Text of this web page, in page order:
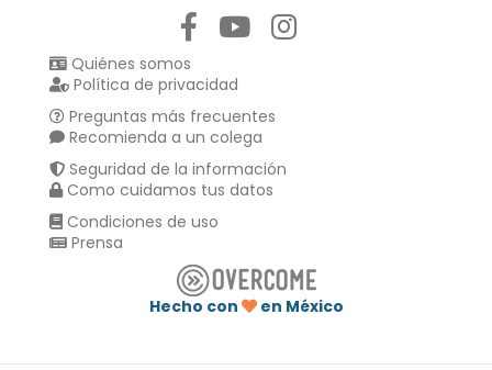
Quiénes somos
Política de privacidad
Preguntas más frecuentes
Recomienda a un colega
Seguridad de la información
Como cuidamos tus datos
Condiciones de uso
Prensa
Hecho con
en México